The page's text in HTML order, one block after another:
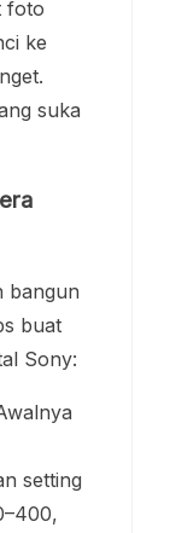
foto
ke
suka
bangun
buat
Sony:
setting